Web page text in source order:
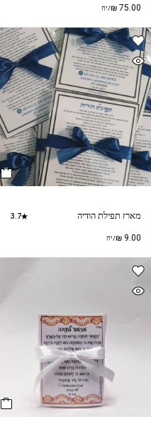
₪ 75.00 /יח
מארז תפילת הודיה 3.7
₪ 9.00 /יח